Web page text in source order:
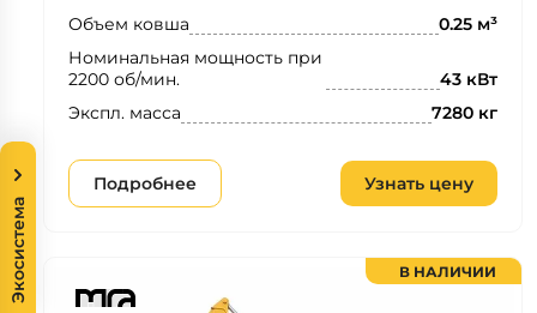
Объем ковша 0.25 м³
Номинальная мощность при
2200 об/мин.
43 кВт
Экспл. масса 7280 кг
Подробнее Узнать цену
В НАЛИЧИИ
Экосистема